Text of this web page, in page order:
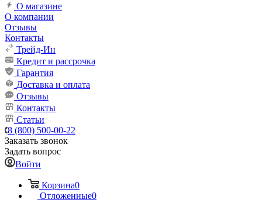
О магазине
О компании
Отзывы
Контакты
Трейд-Ин
Кредит и рассрочка
Гарантия
Доставка и оплата
Отзывы
Контакты
Статьи
8 (800) 500-00-22
Заказать звонок
Задать вопрос
Войти
Корзина0
Отложенные0